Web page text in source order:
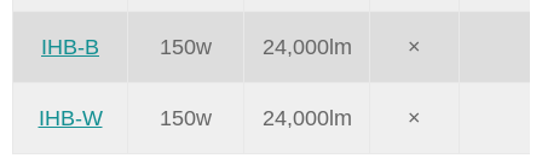
IHB-B 150w 24,000lm ×
IHB-W 150w 24,000lm ×